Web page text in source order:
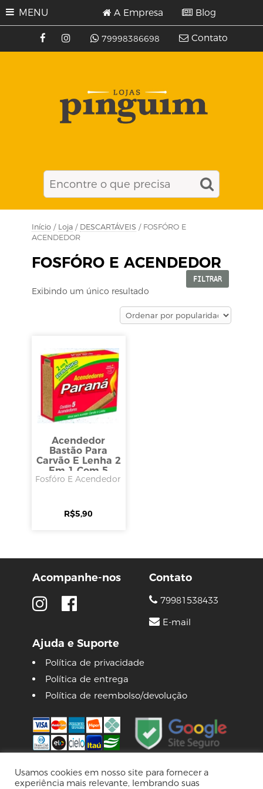
MENU
79998386698
A Empresa Blog
Contato
Início / Loja / DESCARTÁVEIS / FOSFÓRO E
ACENDEDOR
FOSFÓRO E ACENDEDOR
FILTRAR
Exibindo um único resultado
Acendedor
Bastão Para
Carvão E Lenha 2
Em 1 Com 5
Unidades, Paraná
Fosfóro E Acendedor
R$5,90
Acompanhe-nos
Ajuda e Suporte
Política de privacidade
Política de entrega
Política de reembolso/devolução
Contato
79981538433
E-mail
© 2026 Lojas Pinguim
Usamos cookies em nosso site para fornecer a
experiência mais relevante, lembrando suas